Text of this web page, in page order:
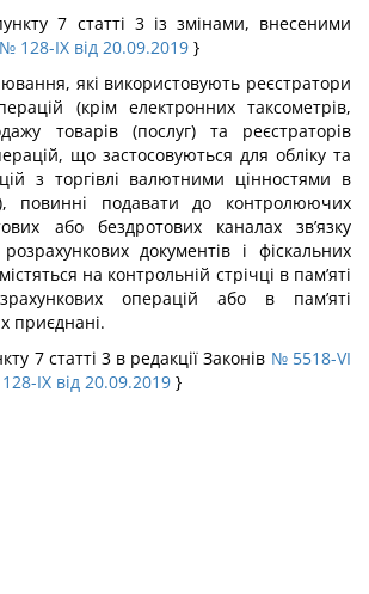
7 статті 3 із змінами, внесеними
№ 128-IX від 20.09.2019 }
які використовують реєстратори
(крім електронних таксометрів,
товарів (послуг) та реєстраторів
що застосовуються для обліку та
з торгівлі валютними цінностями в
повинні подавати до контролюючих
або бездротових каналах зв’язку
документів і фіскальних
на контрольній стрічці в пам’яті
операцій або в пам’яті
приєднані.
7 статті 3 в редакції Законів № 5518-VI
IX від 20.09.2019 }